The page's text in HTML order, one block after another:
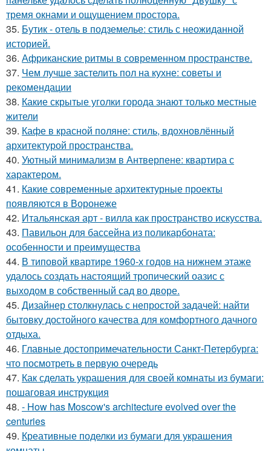
тремя окнами и ощущением простора.
35. Бутик - отель в подземелье: стиль с неожиданной
историей.
36. Африканские ритмы в современном пространстве.
37. Чем лучше застелить пол на кухне: советы и
рекомендации
38. Какие скрытые уголки города знают только местные
жители
39. Кафе в красной поляне: стиль, вдохновлённый
архитектурой пространства.
40. Уютный минимализм в Антверпене: квартира с
характером.
41. Какие современные архитектурные проекты
появляются в Воронеже
42. Итальянская арт - вилла как пространство искусства.
43. Павильон для бассейна из поликарбоната:
особенности и преимущества
44. В типовой квартире 1960-х годов на нижнем этаже
удалось создать настоящий тропический оазис с
выходом в собственный сад во дворе.
45. Дизайнер столкнулась с непростой задачей: найти
бытовку достойного качества для комфортного дачного
отдыха.
46. Главные достопримечательности Санкт-Петербурга:
что посмотреть в первую очередь
47. Как сделать украшения для своей комнаты из бумаги:
пошаговая инструкция
48. - How has Moscow's architecture evolved over the
centuries
49. Креативные поделки из бумаги для украшения